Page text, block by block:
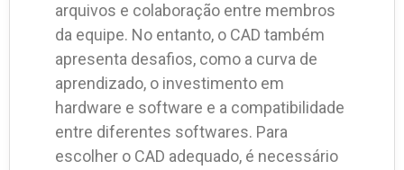
arquivos e colaboração entre membros
da equipe. No entanto, o CAD também
apresenta desafios, como a curva de
aprendizado, o investimento em
hardware e software e a compatibilidade
entre diferentes softwares. Para
escolher o CAD adequado, é necessário